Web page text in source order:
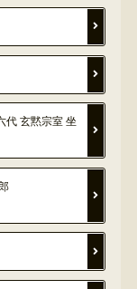
代 玄黙宗室 坐